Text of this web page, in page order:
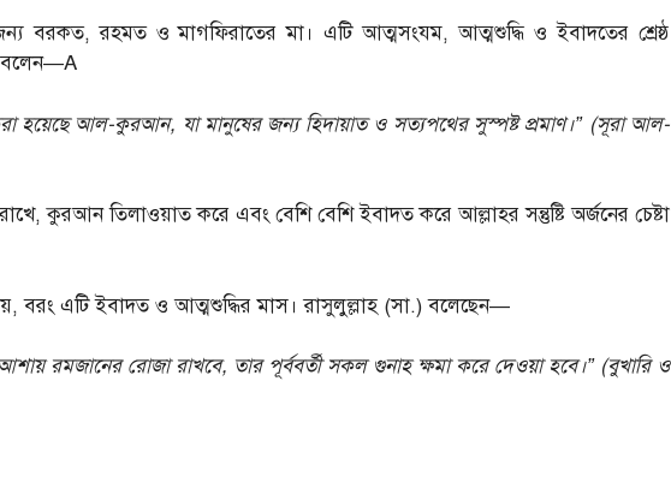
বরকত, রহমত ও মাগফিরাতের মা। এটি আত্মসংযম, আত্মশুদ্ধি ও ইবাদতের শ্রেষ্ঠ
বলেন—A
হয়েছে আল-কুরআন, যা মানুষের জন্য হিদায়াত ও সত্যপথের সুস্পষ্ট প্রমাণ।” (সূরা আল-
কুরআন তিলাওয়াত করে এবং বেশি বেশি ইবাদত করে আল্লাহর সন্তুষ্টি অর্জনের চেষ্টা
বরং এটি ইবাদত ও আত্মশুদ্ধির মাস। রাসুলুল্লাহ (সা.) বলেছেন—
রমজানের রোজা রাখবে, তার পূর্ববর্তী সকল গুনাহ ক্ষমা করে দেওয়া হবে।” (বুখারি ও